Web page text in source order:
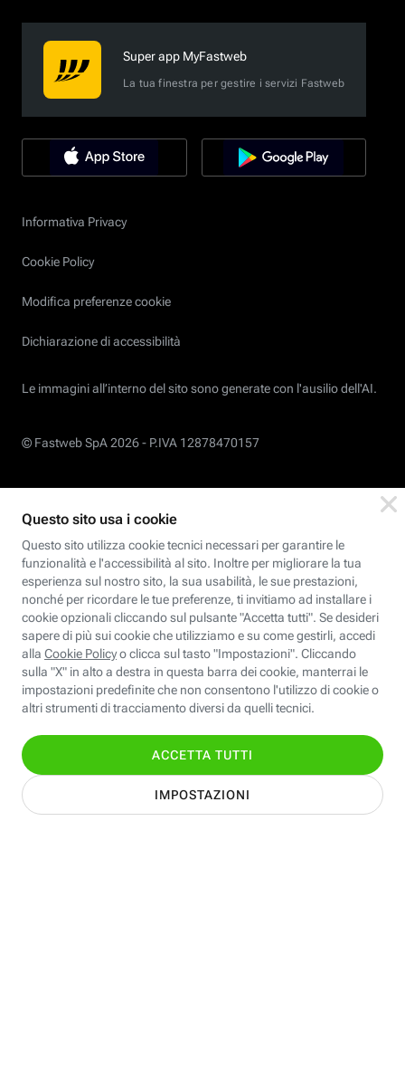
Super app MyFastweb
La tua finestra per gestire i servizi Fastweb
Informativa Privacy
Cookie Policy
Modifica preferenze cookie
Dichiarazione di accessibilità
Le immagini all’interno del sito sono generate con l'ausilio dell'AI.
© Fastweb SpA 2026 - P.IVA 12878470157